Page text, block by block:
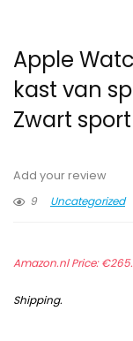
Apple
kast van
Zwart
Add your review
9
Uncategorized
Amazon.nl Price:€
Shipping.